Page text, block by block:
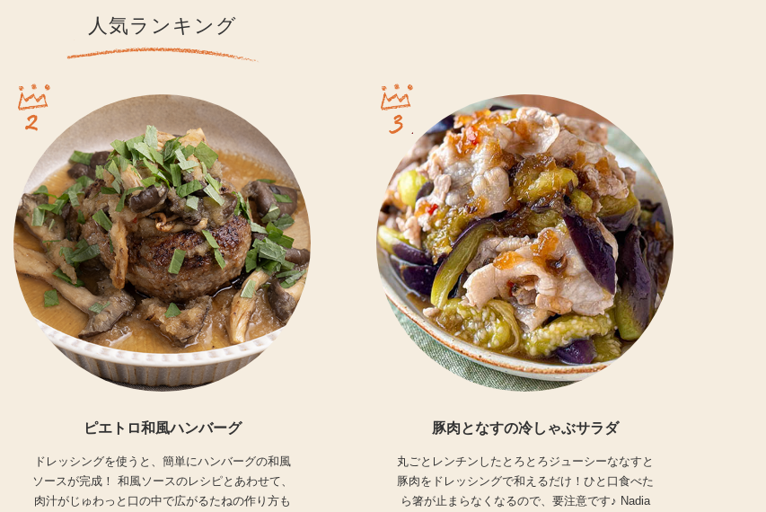
人気ランキング
ピエトロ和風ハンバーグ
ドレッシングを使うと、簡単にハンバーグの和風
ソースが完成！ 和風ソースのレシピとあわせて、
肉汁がじゅわっと口の中で広がるたねの作り方も
豚肉となすの冷しゃぶサラダ
丸ごとレンチンしたとろとろジューシーななすと
豚肉をドレッシングで和えるだけ！ひと口食べた
ら箸が止まらなくなるので、要注意です♪ Nadia